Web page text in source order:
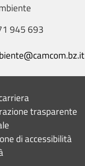
945 693
trasparente
di accessibilità